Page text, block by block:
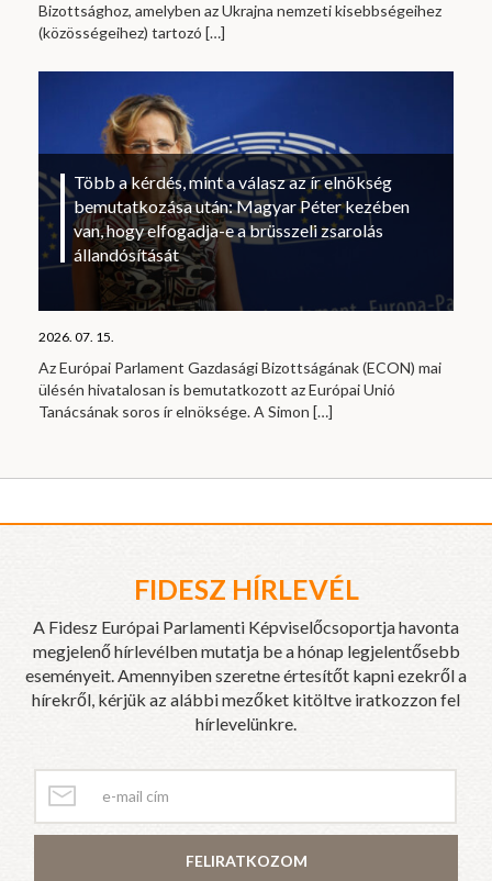
Bizottsághoz, amelyben az Ukrajna nemzeti kisebbségeihez
(közösségeihez) tartozó […]
Több a kérdés, mint a válasz az ír elnökség
bemutatkozása után: Magyar Péter kezében
van, hogy elfogadja-e a brüsszeli zsarolás
állandósítását
2026. 07. 15.
Az Európai Parlament Gazdasági Bizottságának (ECON) mai
ülésén hivatalosan is bemutatkozott az Európai Unió
Tanácsának soros ír elnöksége. A Simon […]
FIDESZ HÍRLEVÉL
A Fidesz Európai Parlamenti Képviselőcsoportja havonta
megjelenő hírlevélben mutatja be a hónap legjelentősebb
eseményeit. Amennyiben szeretne értesítőt kapni ezekről a
hírekről, kérjük az alábbi mezőket kitöltve iratkozzon fel
hírlevelünkre.
FELIRATKOZOM